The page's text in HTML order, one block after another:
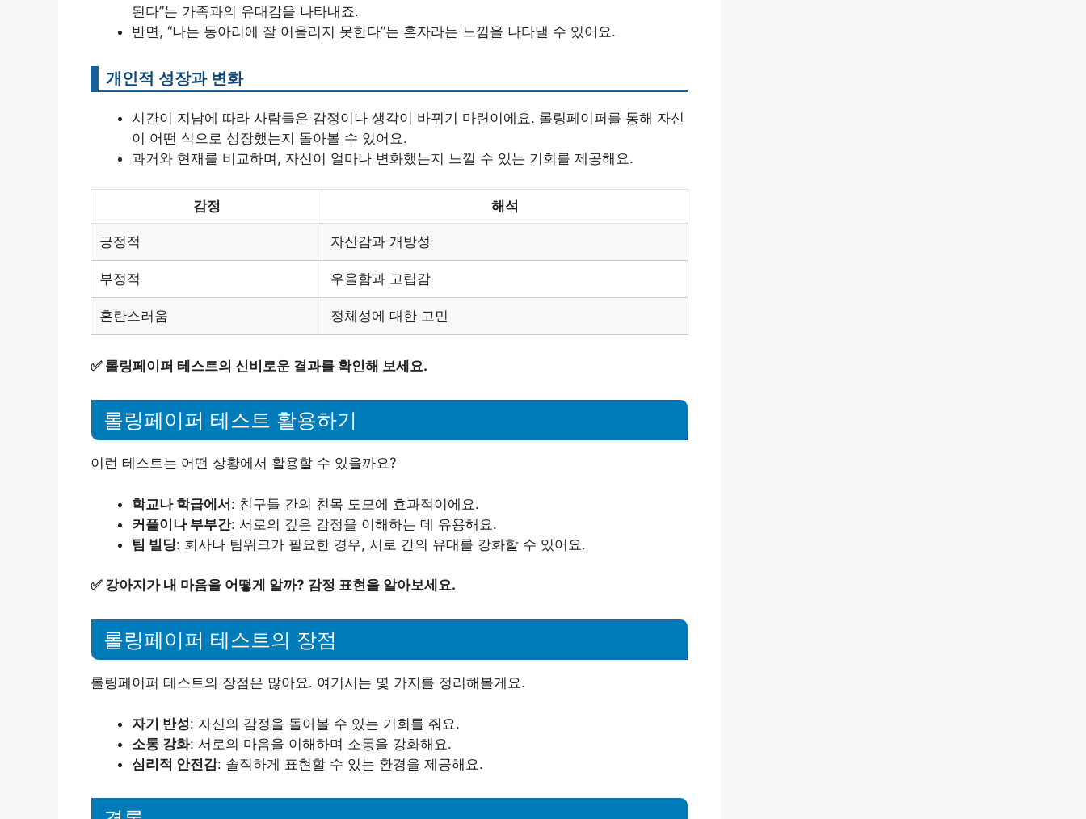
된다”는 가족과의 유대감을 나타내죠.
반면, “나는 동아리에 잘 어울리지 못한다”는 혼자라는 느낌을 나타낼 수 있어요.
개인적 성장과 변화
시간이 지남에 따라 사람들은 감정이나 생각이 바뀌기 마련이에요. 롤링페이퍼를 통해 자신
이 어떤 식으로 성장했는지 돌아볼 수 있어요.
과거와 현재를 비교하며, 자신이 얼마나 변화했는지 느낄 수 있는 기회를 제공해요.
감정 해석
긍정적 자신감과 개방성
부정적 우울함과 고립감
혼란스러움 정체성에 대한 고민
✅ 롤링페이퍼 테스트의 신비로운 결과를 확인해 보세요.
롤링페이퍼 테스트 활용하기
이런 테스트는 어떤 상황에서 활용할 수 있을까요?
학교나 학급에서: 친구들 간의 친목 도모에 효과적이에요.
커플이나 부부간: 서로의 깊은 감정을 이해하는 데 유용해요.
팀 빌딩: 회사나 팀워크가 필요한 경우, 서로 간의 유대를 강화할 수 있어요.
✅ 강아지가 내 마음을 어떻게 알까? 감정 표현을 알아보세요.
롤링페이퍼 테스트의 장점
롤링페이퍼 테스트의 장점은 많아요. 여기서는 몇 가지를 정리해볼게요.
자기 반성: 자신의 감정을 돌아볼 수 있는 기회를 줘요.
소통 강화: 서로의 마음을 이해하며 소통을 강화해요.
심리적 안전감: 솔직하게 표현할 수 있는 환경을 제공해요.